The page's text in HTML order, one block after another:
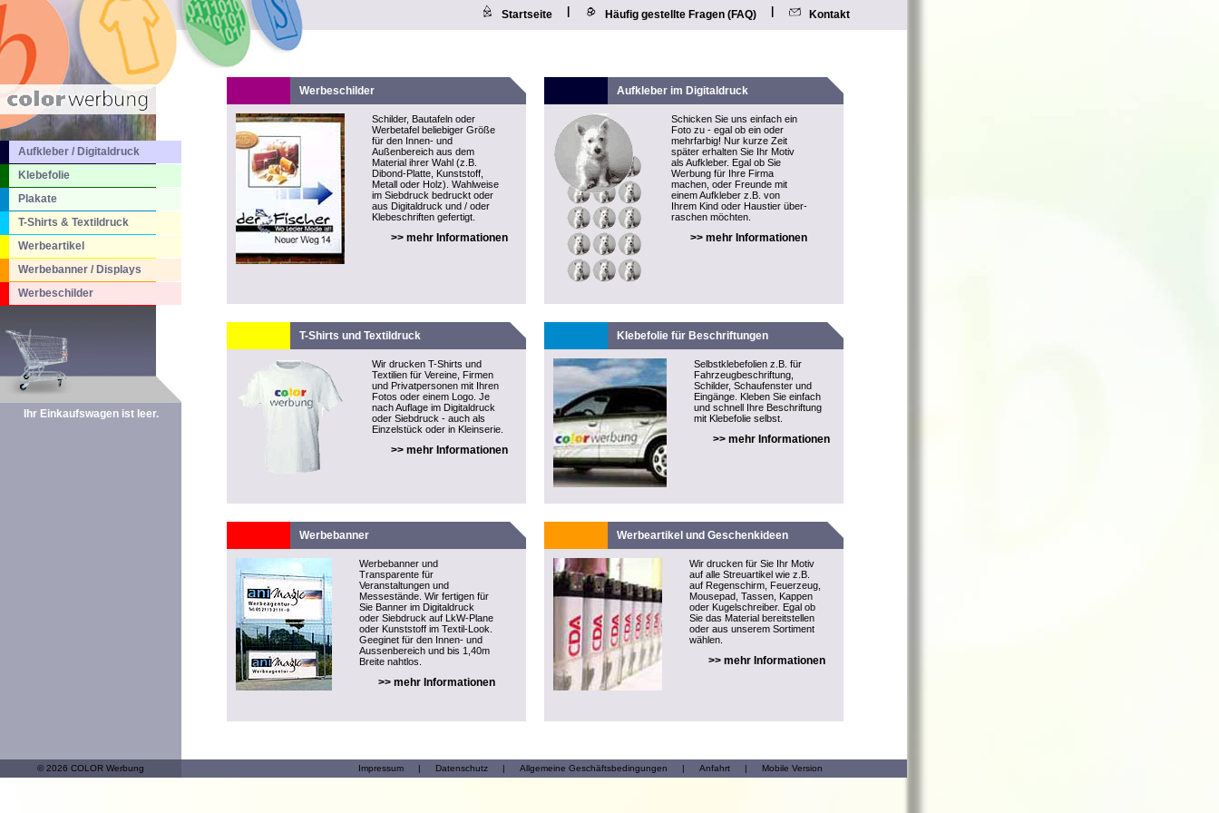
Startseite Häufig gestellte Fragen (FAQ) Kontakt
Aufkleber / Digitaldruck
Klebefolie
Plakate
T-Shirts & Textildruck
Werbeartikel
Werbebanner / Displays
Werbeschilder
Ihr Einkaufswagen ist leer.
Werbeschilder
Schilder, Bautafeln oder
Werbetafel beliebiger Größe
für den Innen- und
Außenbereich aus dem
Material ihrer Wahl (z.B.
Dibond-Platte, Kunststoff,
Metall oder Holz). Wahlweise
im Siebdruck bedruckt oder
aus Digitaldruck und / oder
Klebeschriften gefertigt.
>> mehr Informationen
Aufkleber im Digitaldruck
Schicken Sie uns einfach ein
Foto zu - egal ob ein oder
mehrfarbig! Nur kurze Zeit
später erhalten Sie Ihr Motiv
als Aufkleber. Egal ob Sie
Werbung für Ihre Firma
machen, oder Freunde mit
einem Aufkleber z.B. von
Ihrem Kind oder Haustier über-
raschen möchten.
>> mehr Informationen
T-Shirts und Textildruck
Wir drucken T-Shirts und
Textilien für Vereine, Firmen
und Privatpersonen mit Ihren
Fotos oder einem Logo. Je
nach Auflage im Digitaldruck
oder Siebdruck - auch als
Einzelstück oder in Kleinserie.
>> mehr Informationen
Klebefolie für Beschriftungen
Selbstklebefolien z.B. für
Fahrzeugbeschriftung,
Schilder, Schaufenster und
Eingänge. Kleben Sie einfach
und schnell Ihre Beschriftung
mit Klebefolie selbst.
>> mehr Informationen
Werbebanner
Werbebanner und
Transparente für
Veranstaltungen und
Messestände. Wir fertigen für
Sie Banner im Digitaldruck
oder Siebdruck auf LkW-Plane
oder Kunststoff im Textil-Look.
Geeginet für den Innen- und
Aussenbereich und bis 1,40m
Breite nahtlos.
>> mehr Informationen
Werbeartikel und Geschenkideen
Wir drucken für Sie Ihr Motiv
auf alle Streuartikel wie z.B.
auf Regenschirm, Feuerzeug,
Mousepad, Tassen, Kappen
oder Kugelschreiber. Egal ob
Sie das Material bereitstellen
oder aus unserem Sortiment
wählen.
>> mehr Informationen
© 2026 COLOR Werbung Impressum | Datenschutz | Allgemeine Geschäftsbedingungen | Anfahrt | Mobile Version